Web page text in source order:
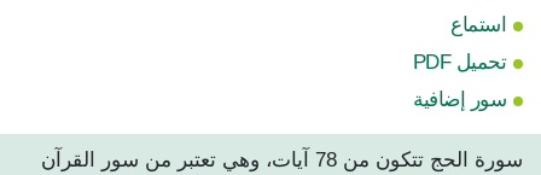
استماع
تحميل PDF
سور إضافية
سورة الحج تتكون من 78 آيات، وهي تعتبر من سور القرآن